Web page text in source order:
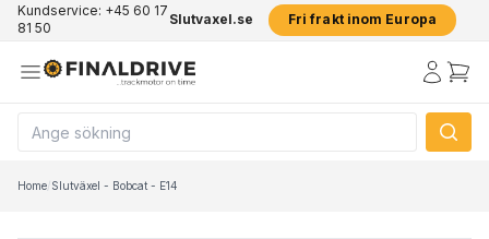
Kundservice: +45 60 17
81 50
Slutvaxel.se Fri frakt inom Europa
Home/Slutväxel - Bobcat - E14